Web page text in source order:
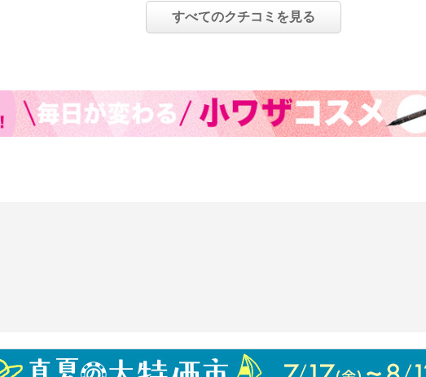
すべてのクチコミを見る